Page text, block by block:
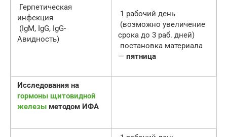
Герпетическая
инфекция
(IgM, IgG, IgG-
Авидность)
1 рабочий день
(возможно увеличение
срока до 3 раб. дней)
постановка материала
— пятница
Исследования на
гормоны щитовидной
железы методом ИФА